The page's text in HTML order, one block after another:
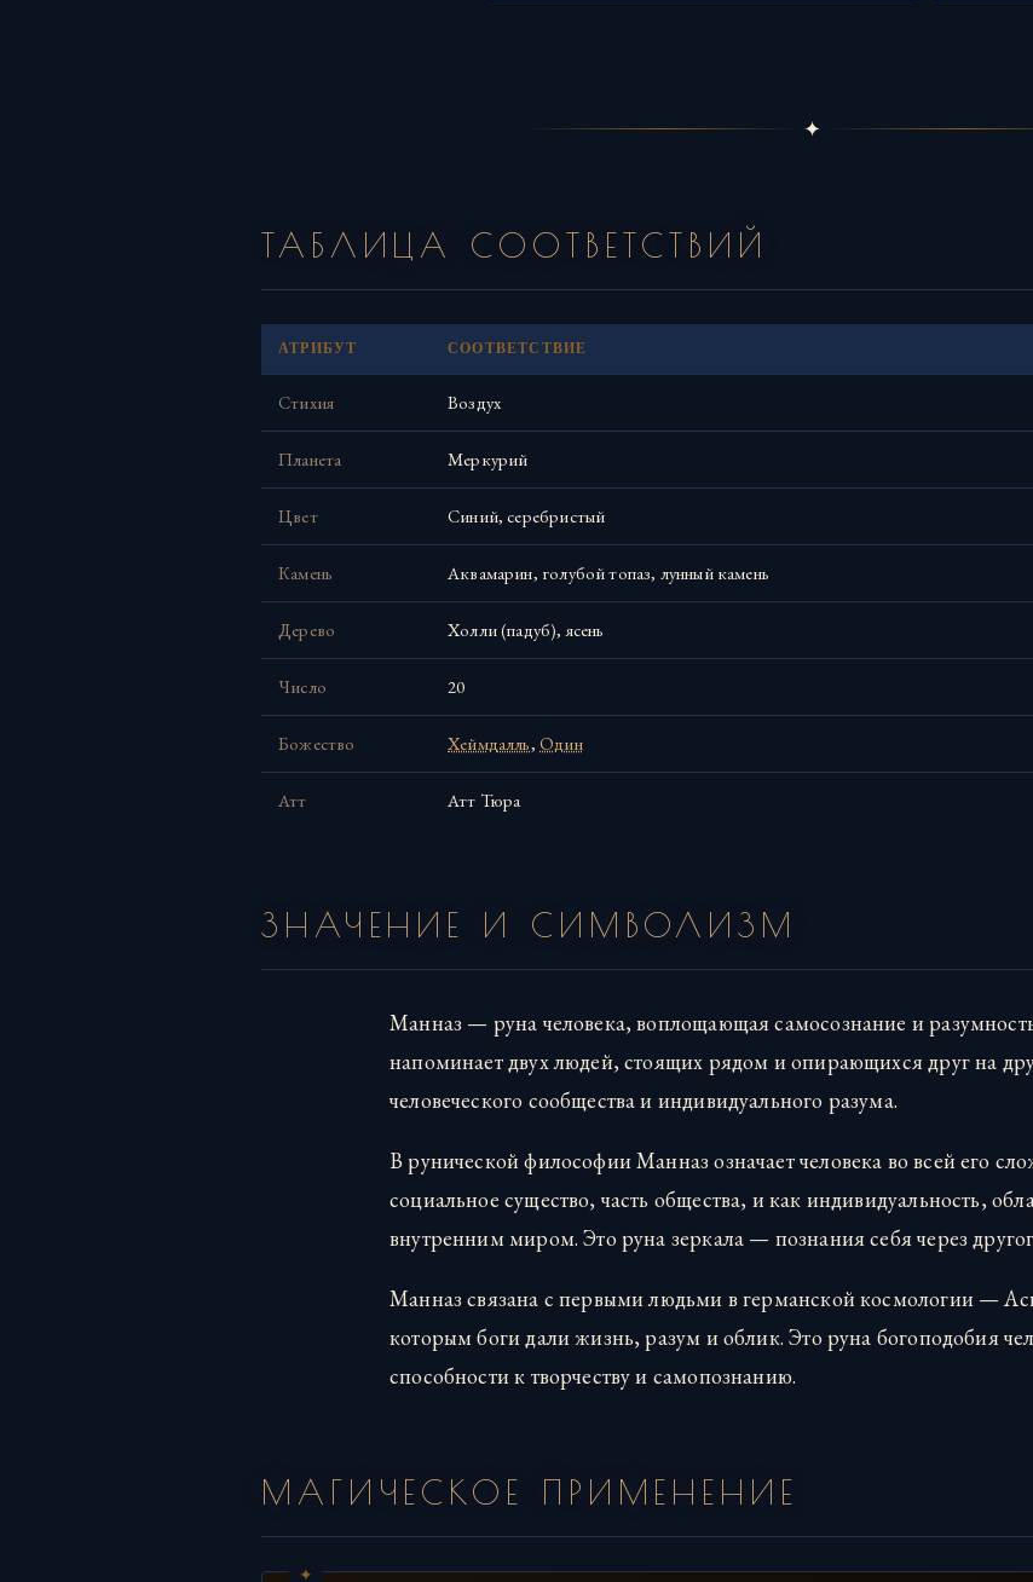
✦
ТАБЛИЦА СООТВЕТСТВИЙ
АТРИБУТ СООТВЕТСТВИЕ
Стихия Воздух
Планета Меркурий
Цвет Синий, серебристый
Камень Аквамарин, голубой топаз, лунный камень
Дерево Холли (падуб), ясень
Число 20
Божество Хеймдалль, Один
Атт Атт Тюра
ЗНАЧЕНИЕ И СИМВОЛИЗМ
Манназ — руна человека, воплощающая самосознание и
напоминает двух людей, стоящих рядом и опирающихся друг на
человеческого сообщества и индивидуального разума.
В рунической философии Манназ означает человека во всей его
социальное существо, часть общества, и как индивидуальность,
внутренним миром. Это руна зеркала — познания себя через
Манназ связана с первыми людьми в германской космологии —
которым боги дали жизнь, разум и облик. Это руна богоподобия
способности к творчеству и самопознанию.
МАГИЧЕСКОЕ ПРИМЕНЕНИЕ